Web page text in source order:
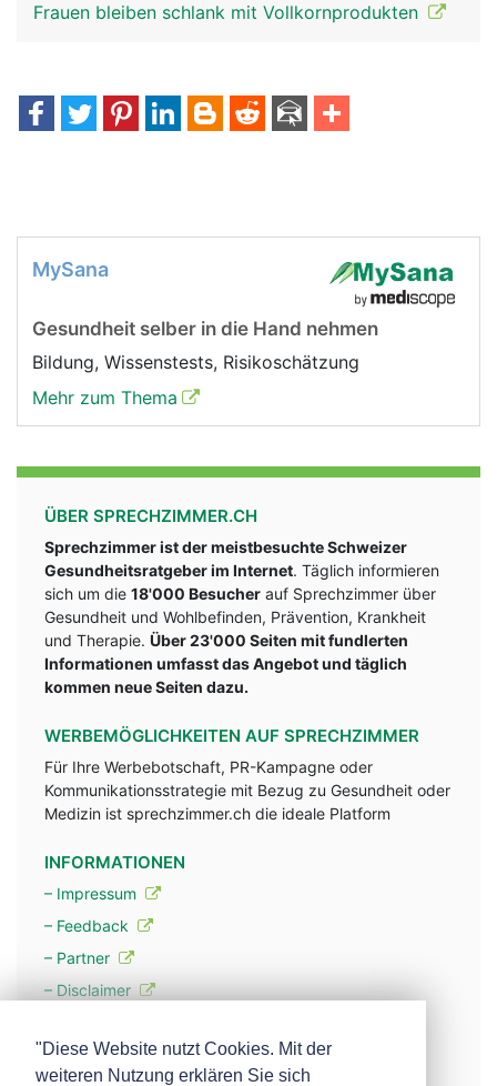
Frauen bleiben schlank mit Vollkornprodukten
MySana
Gesundheit selber in die Hand nehmen
Bildung, Wissenstests, Risikoschätzung
Mehr zum Thema
ÜBER SPRECHZIMMER.CH
Sprechzimmer ist der meistbesuchte Schweizer
Gesundheitsratgeber im Internet. Täglich informieren
sich um die 18'000 Besucher auf Sprechzimmer über
Gesundheit und Wohlbefinden, Prävention, Krankheit
und Therapie. Über 23'000 Seiten mit fundlerten
Informationen umfasst das Angebot und täglich
kommen neue Seiten dazu.
WERBEMÖGLICHKEITEN AUF SPRECHZIMMER
Für Ihre Werbebotschaft, PR-Kampagne oder
Kommunikationsstrategie mit Bezug zu Gesundheit oder
Medizin ist sprechzimmer.ch die ideale Platform
INFORMATIONEN
– Impressum
– Feedback
– Partner
– Disclaimer
– Werbung
"Diese Website nutzt Cookies. Mit der
weiteren Nutzung erklären Sie sich